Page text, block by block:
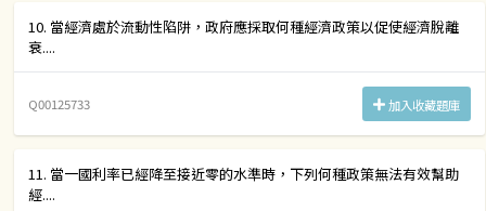
10. 當經濟處於流動性陷阱，政府應採取何種經濟政策以促使經濟脫離
衰....
Q00125733 加入收藏題庫
11. 當一國利率已經降至接近零的水準時，下列何種政策無法有效幫助
經....